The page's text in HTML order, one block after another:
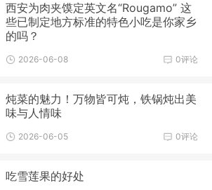
西安为肉夹馍定英文名“Rougamo” 这
些已制定地方标准的特色小吃是你家乡
的吗？
0评论
2026-06-08
炖菜的魅力！万物皆可炖，铁锅炖出美
味与人情味
0评论
2026-06-05
吃雪莲果的好处